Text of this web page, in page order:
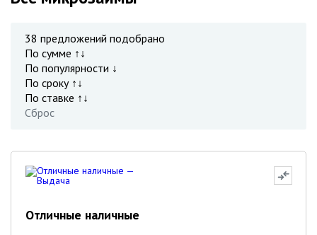
38 предложений подобрано
По сумме ↑↓
По популярности ↓
По сроку ↑↓
По ставке ↑↓
Сброс
Отличные наличные